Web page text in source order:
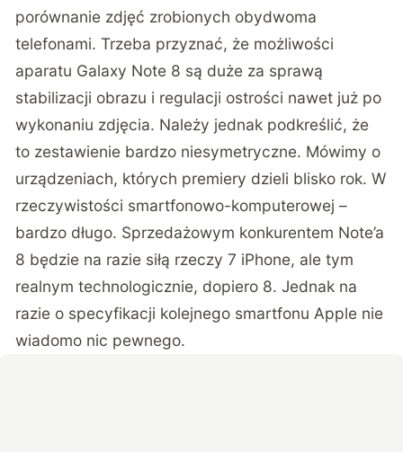
porównanie zdjęć zrobionych obydwoma
telefonami. Trzeba przyznać, że możliwości
aparatu Galaxy Note 8 są duże za sprawą
stabilizacji obrazu i regulacji ostrości nawet już po
wykonaniu zdjęcia. Należy jednak podkreślić, że
to zestawienie bardzo niesymetryczne. Mówimy o
urządzeniach, których premiery dzieli blisko rok. W
rzeczywistości smartfonowo-komputerowej –
bardzo długo. Sprzedażowym konkurentem Note’a
8 będzie na razie siłą rzeczy 7 iPhone, ale tym
realnym technologicznie, dopiero 8. Jednak na
razie o specyfikacji kolejnego smartfonu Apple nie
wiadomo nic pewnego.